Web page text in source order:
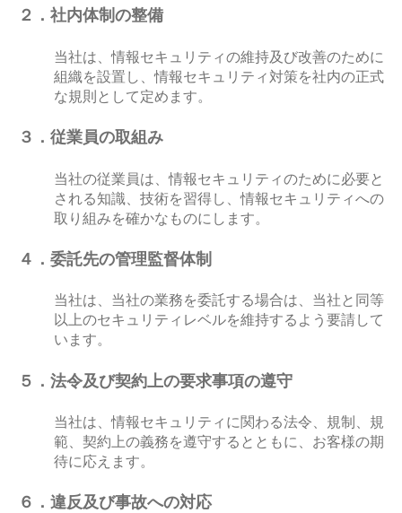
２．社内体制の整備
当社は、情報セキュリティの維持及び改善のために
組織を設置し、情報セキュリティ対策を社内の正式
な規則として定めます。
３．従業員の取組み
当社の従業員は、情報セキュリティのために必要と
される知識、技術を習得し、情報セキュリティへの
取り組みを確かなものにします。
４．委託先の管理監督体制
当社は、当社の業務を委託する場合は、当社と同等
以上のセキュリティレベルを維持するよう要請して
いま す。
５．法令及び契約上の要求事項の遵守
当社は、情報セキュリティに関わる法令、規制、規
範、契約上の義務を遵守するとともに、お客様の期
待に応えます。
６．違反及び事故への対応